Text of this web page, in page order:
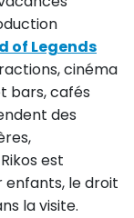
of Legends
cinéma
bars, cafés
des
est
le droit
la visite.